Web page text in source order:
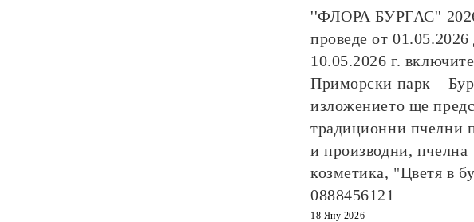
''ФЛОРА БУРГАС''
проведе от01.05.2026
10.05.2026 г.
Приморски парк –
изложението ще
традиционни пчелни
и производни, пчелна
козметика, "Цветя в
0888456121
18 Яну 2026